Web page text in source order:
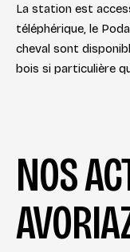
La station est
téléphérique, le
cheval sont
bois si particulière
NOS